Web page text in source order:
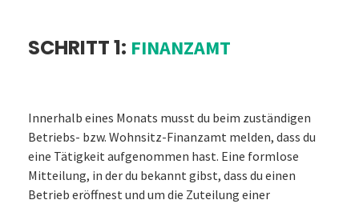
SCHRITT 1: FINANZAMT
Innerhalb eines Monats musst du beim zuständigen
Betriebs- bzw. Wohnsitz-Finanzamt melden, dass du
eine Tätigkeit aufgenommen hast. Eine formlose
Mitteilung, in der du bekannt gibst, dass du einen
Betrieb eröffnest und um die Zuteilung einer